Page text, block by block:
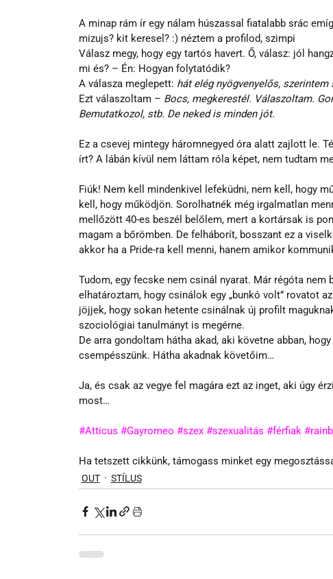
A minap rám ír egy nálam húszassal fiatalabb srác
mizujs? kit keresel? :) néztem a profilod, szimpi
Válasz megy, hogy egy tartós havert. Ő, válasz: jól
mi és? – Én: Hogyan folytatódik?
A válasza meglepett: hát elég nyögvenyelős,
Ezt válaszoltam – Bocs, megkerestél. Válaszoltam.
Bemutatkozol, stb. De neked is minden jót.
Ez a csevej mintegy háromnegyed óra alatt zajlott le.
írt? A lábán kívül nem láttam róla képet, nem tudtam
Fiúk! Nem kell mindenkivel lefeküdni, nem kell, hogy
kell, hogy működjön. Sorolhatnék még irgalmatlan
mellőzött 40-es beszél belőlem, mert a kortársak is
magam a bőrömben. De felháborít, bosszant ez a
akkor ha a Pride-ra kell menni, hanem amikor
Tudom, egy fecske nem csinál nyarat. Már régóta
elhatároztam, hogy csinálok egy „bunkó volt” rovatot
jöjjek, hogy sokan hetente csinálnak új profilt
szociológiai tanulmányt is megérne.
De arra gondoltam hátha akad, aki követne abban,
csempésszünk. Hátha akadnak követőim…
Ja, és csak az vegye fel magára ezt az inget, aki úgy
most…
#Atticus #Gayromeo #szex #szexualitás #férfiak
Ha tetszett cikkünk, támogass minket egy
OUT STÍLUS